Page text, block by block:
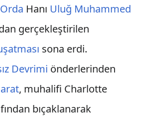
Hanı Uluğ Muhammed
gerçekleştirilen
sona erdi.
Devrimi önderlerinden
, muhalifi Charlotte
bıçaklanarak